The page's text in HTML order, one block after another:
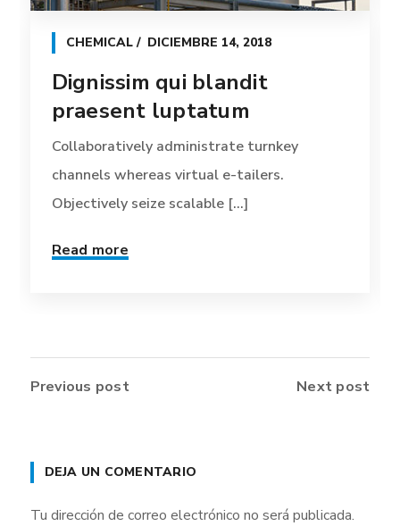
CHEMICAL DICIEMBRE 14, 2018
Dignissim qui blandit
praesent luptatum
Collaboratively administrate turnkey
channels whereas virtual e-tailers.
Objectively seize scalable [...]
Read more
Previous post Next post
DEJA UN COMENTARIO
Tu dirección de correo electrónico no será publicada.